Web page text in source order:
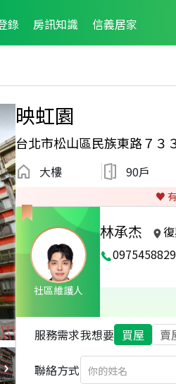
錄 房訊知識 信義居家
映虹園
台北市松山區民族東路７３
大樓 90戶
♥️
社區維護人
林承杰
0975458829
服務需求我想要 買屋 賣
聯絡方式